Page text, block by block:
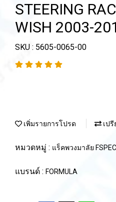
STEERING
WISH 2003-
SKU : 5605-0065-00
เพิ่มรายการโปรด เป
หมวดหมู่ : แร็คพวงมาลัย FSPEC
แบรนด์ : FORMULA